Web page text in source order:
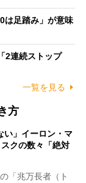
は足踏み」が意味
2連続ストップ
一覧を見る
方
い」イーロン・マ
クの数々「絶対
「兆万長者（ト